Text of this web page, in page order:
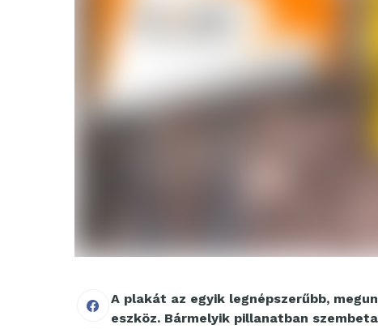
A plakát az egyik legnépszerűbb,
eszköz. Bármelyik pillanatban